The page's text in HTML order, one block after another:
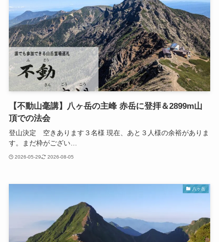
【不動山毫講】八ヶ岳の主峰 赤岳に登拝＆2899m山
頂での法会
登山決定 空きあります３名様 現在、あと３人様の余裕がありま
す。まだ枠がござい…
2026-05-29 2026-08-05
八ヶ岳